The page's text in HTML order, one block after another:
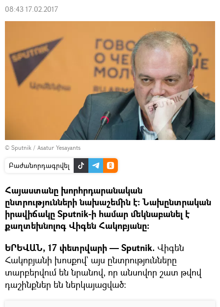
08:43 17.02.2017
© Sputnik / Asatur Yesayants
Բաժանորդագրվել
Հայաստանը խորհրդարանական
ընտրությունների նախաշեմին է: Նախընտրական
իրավիճակը Sputnik-ի համար մեկնաբանել է
քաղտեխնոլոգ Վիգեն Հակոբյանը:
ԵՐԵՎԱՆ, 17 փետրվարի — Sputnik. Վիգեն
Հակոբյանի խոսքով` այս ընտրությունները
տարբերվում են նրանով, որ անսովոր շատ թվով
դաշինքներ են ներկայացված: